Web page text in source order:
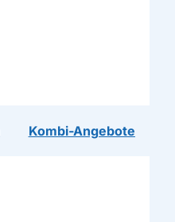
Kombi-Angebote